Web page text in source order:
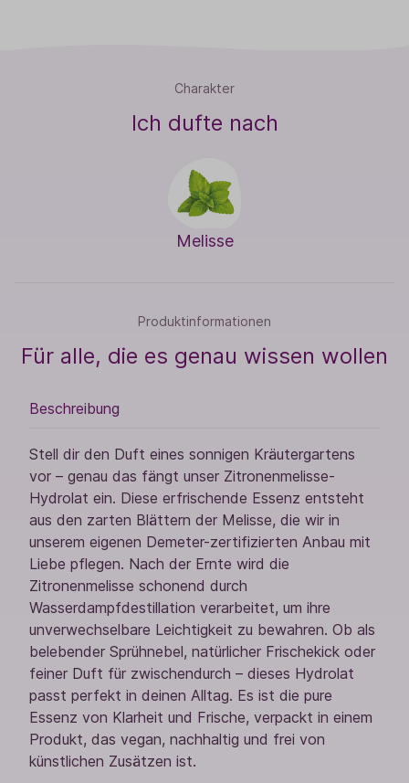
Charakter
Ich dufte nach
Melisse
Produktinformationen
Für alle, die es genau wissen wollen
Beschreibung
Stell dir den Duft eines sonnigen Kräutergartens
vor – genau das fängt unser Zitronenmelisse-
Hydrolat ein. Diese erfrischende Essenz entsteht
aus den zarten Blättern der Melisse, die wir in
unserem eigenen Demeter-zertifizierten Anbau mit
Liebe pflegen. Nach der Ernte wird die
Zitronenmelisse schonend durch
Wasserdampfdestillation verarbeitet, um ihre
unverwechselbare Leichtigkeit zu bewahren. Ob als
belebender Sprühnebel, natürlicher Frischekick oder
feiner Duft für zwischendurch – dieses Hydrolat
passt perfekt in deinen Alltag. Es ist die pure
Essenz von Klarheit und Frische, verpackt in einem
Produkt, das vegan, nachhaltig und frei von
künstlichen Zusätzen ist.